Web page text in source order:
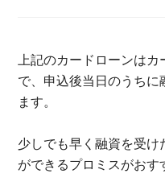
上記のカードローンは
で、申込後当日のうちに
ます。
少しでも早く融資を受
ができるプロミスがおす